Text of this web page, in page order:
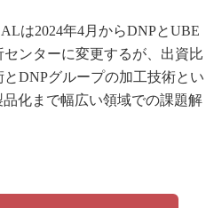
は2024年4月からDNPとUBE
ンターに変更するが、出資比
DNPグループの加工技術とい
化まで幅広い領域での課題解